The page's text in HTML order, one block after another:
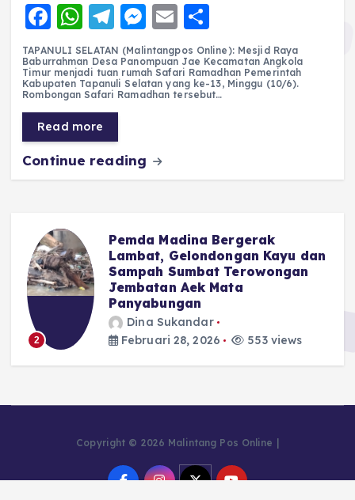
F
a
c
e
b
o
o
W
h
a
ts
A
p
p
T
el
e
g
r
a
m
M
e
ss
e
er
E
m
ai
l
h
a
re
TAPANULI SELATAN (Malintangpos Online): Mesjid Raya
Baburrahman Desa Panompuan Jae Kecamatan Angkola
Timur menjadi tuan rumah Safari Ramadhan Pemerintah
Kabupaten Tapanuli Selatan yang ke-13, Minggu (10/6).
Rombongan Safari Ramadhan tersebut…
Read more
Continue reading
2
Pemda Madina Bergerak
Lambat, Gelondongan Kayu dan
Sampah Sumbat Terowongan
Jembatan Aek Mata
Panyabungan
Dina Sukandar
Februari 28, 2026
553 views
Copyright © 2026 Malintang Pos Online |